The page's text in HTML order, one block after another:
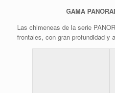
GAMA
Las chimeneas de la serie
frontales, con gran profundidad y